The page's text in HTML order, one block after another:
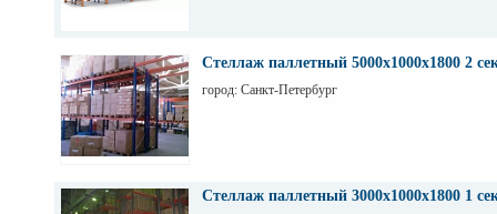
Стеллаж паллетный 5000х1000х1800 2
город: Санкт-Петербург
Стеллаж паллетный 3000х1000х1800 1